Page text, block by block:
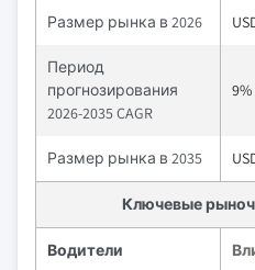
Размер рынка в 2026
Период
прогнозирования
2026-2035 CAGR
9%
Размер рынка в 2035
Ключевые
Водители